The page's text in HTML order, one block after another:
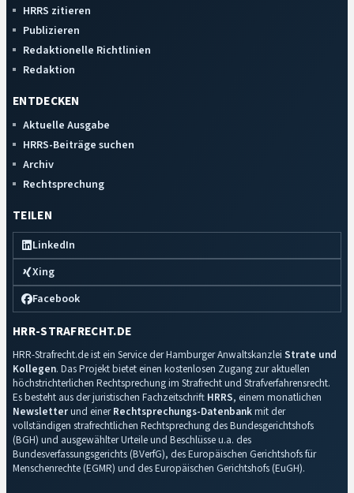
HRRS zitieren
Publizieren
Redaktionelle Richtlinien
Redaktion
ENTDECKEN
Aktuelle Ausgabe
HRRS-Beiträge suchen
Archiv
Rechtsprechung
TEILEN
LinkedIn
Xing
Facebook
HRR-STRAFRECHT.DE
HRR-Strafrecht.de ist ein Service der Hamburger Anwaltskanzlei Strate und
Kollegen. Das Projekt bietet einen kostenlosen Zugang zur aktuellen
höchstrichterlichen Rechtsprechung im Strafrecht und Strafverfahrensrecht.
Es besteht aus der juristischen Fachzeitschrift HRRS, einem monatlichen
Newsletterund einerRechtsprechungs-Datenbankmit der
vollständigen strafrechtlichen Rechtsprechung des Bundesgerichtshofs
(BGH) und ausgewählter Urteile und Beschlüsse u.a. des
Bundesverfassungsgerichts (BVerfG), des Europäischen Gerichtshofs für
Menschenrechte (EGMR) und des Europäischen Gerichtshofs (EuGH).